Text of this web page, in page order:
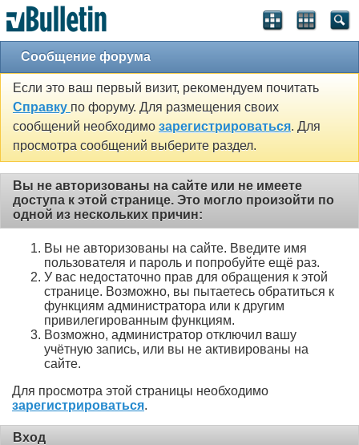
Сообщение форума
Если это ваш первый визит, рекомендуем почитать
Справку по форуму. Для размещения своих
сообщений необходимо зарегистрироваться. Для
просмотра сообщений выберите раздел.
Вы не авторизованы на сайте или не имеете
доступа к этой странице. Это могло произойти по
одной из нескольких причин:
Вы не авторизованы на сайте. Введите имя
пользователя и пароль и попробуйте ещё раз.
У вас недостаточно прав для обращения к этой
странице. Возможно, вы пытаетесь обратиться к
функциям администратора или к другим
привилегированным функциям.
Возможно, администратор отключил вашу
учётную запись, или вы не активированы на
сайте.
Для просмотра этой страницы необходимо
зарегистрироваться.
Вход